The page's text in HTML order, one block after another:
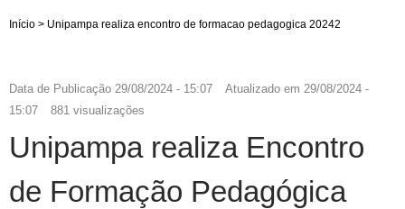
Início > Unipampa realiza encontro de formacao pedagogica 20242
Data de Publicação 29/08/2024 - 15:07 Atualizado em 29/08/2024 -
15:07
881 visualizações
Unipampa realiza Encontro
de Formação Pedagógica